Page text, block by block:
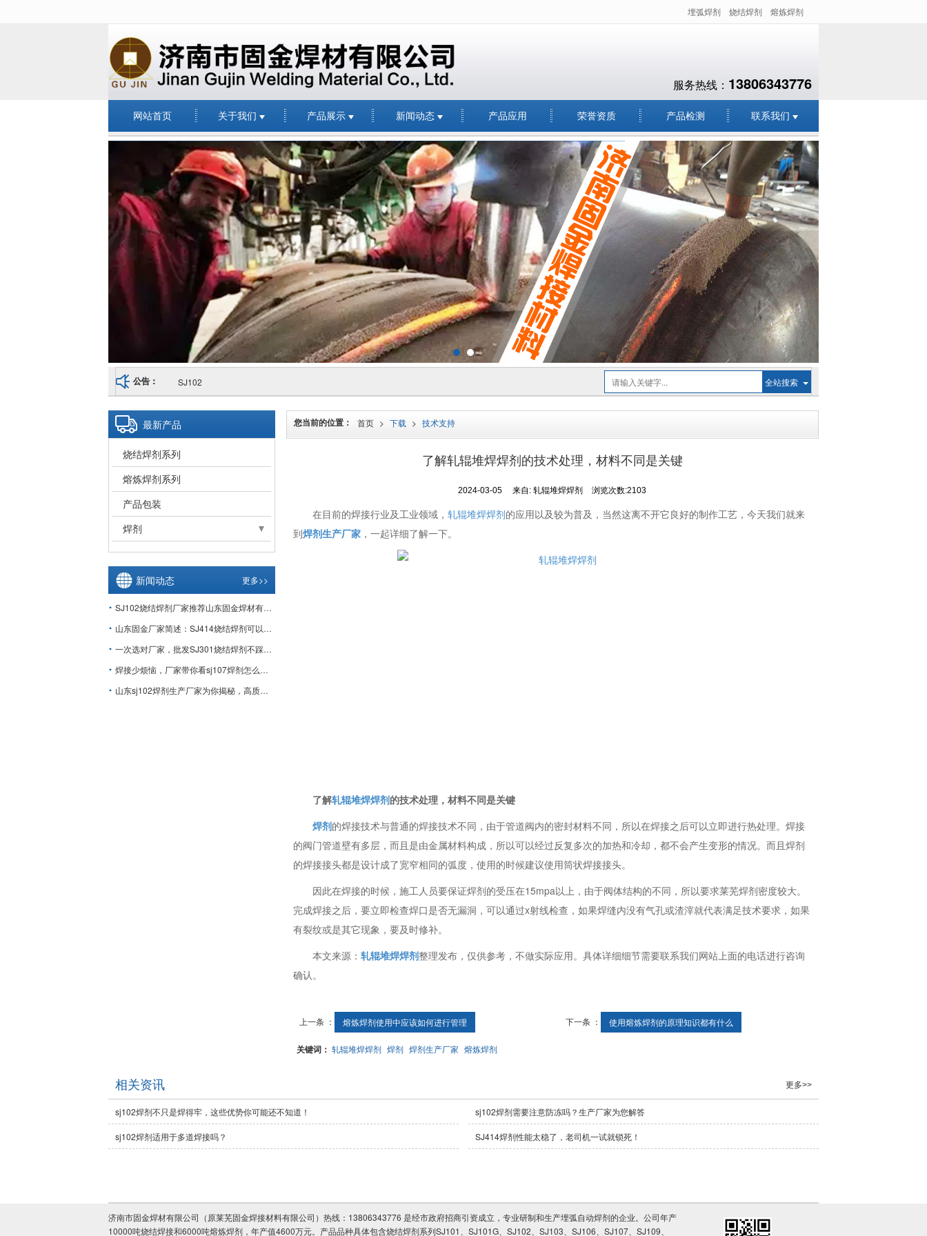
埋弧焊剂 烧结焊剂 熔炼焊剂
服务热线： 13806343776
网站首页 关于我们 产品展示 新闻动态 产品应用 荣誉资质 产品检测 联系我们
公告： SJ102 全站搜索
您当前的位置： 首页 > 下载 > 技术支持
了解轧辊堆焊焊剂的技术处理，材料不同是关键
2024-03-05 来自:轧辊堆焊焊剂 浏览次数:2103
在目前的焊接行业及工业领域， 轧辊堆焊焊剂的应用以及较为普及，当然这离不开它良好的制作工艺，今天我们就来
到焊剂生产厂家，一起详细了解一下。
了解轧辊堆焊焊剂的技术处理，材料不同是关键
焊剂的焊接技术与普通的焊接技术不同，由于管道阀内的密封材料不同，所以在焊接之后可以立即进行热处理。焊接
的阀门管道壁有多层，而且是由金属材料构成，所以可以经过反复多次的加热和冷却，都不会产生变形的情况。而且焊剂
的焊接接头都是设计成了宽窄相同的弧度，使用的时候建议使用筒状焊接接头。
因此在焊接的时候，施工人员要保证焊剂的受压在15mpa以上，由于阀体结构的不同，所以要求莱芜焊剂密度较大。
完成焊接之后，要立即检查焊口是否无漏洞，可以通过x射线检查，如果焊缝内没有气孔或渣滓就代表满足技术要求，如果
有裂纹或是其它现象，要及时修补。
本文来源： 轧辊堆焊焊剂整理发布，仅供参考，不做实际应用。具体详细细节需要联系我们网站上面的电话进行咨询
确认。
上一条 ： 熔炼焊剂使用中应该如何进行管理 下一条 ： 使用熔炼焊剂的原理知识都有什么
关键词： 轧辊堆焊焊剂 焊剂 焊剂生产厂家 熔炼焊剂
最新产品
烧结焊剂系列
熔炼焊剂系列
产品包装
焊剂
熔炼焊剂
埋弧焊剂
更多>>
新闻动态
SJ102烧结焊剂厂家推荐山东固金焊材有限公司
山东固金厂家简述：SJ414烧结焊剂可以提高焊接质量吗？
一次选对厂家，批发SJ301烧结焊剂不踩坑！
焊接少烦恼，厂家带你看sj107焊剂怎么帮你搞定
山东sj102焊剂生产厂家为你揭秘，高质量焊接的关键就在这里！
相关资讯 更多>>
sj102焊剂不只是焊得牢，这些优势你可能还不知道！ sj102焊剂需要注意防冻吗？生产厂家为您解答
sj102焊剂适用于多道焊接吗？ SJ414焊剂性能太稳了，老司机一试就锁死！
济南市固金焊材有限公司（原莱芜固金焊接材料有限公司）热线：13806343776 是经市政府招商引资成立，专业研制和生产埋弧自动焊剂的企业。公司年产
10000吨烧结焊接和6000吨熔炼焊剂，年产值4600万元。产品品种具体包含烧结焊剂系列SJ101、SJ101G、SJ102、SJ103、SJ106、SJ107、SJ109、